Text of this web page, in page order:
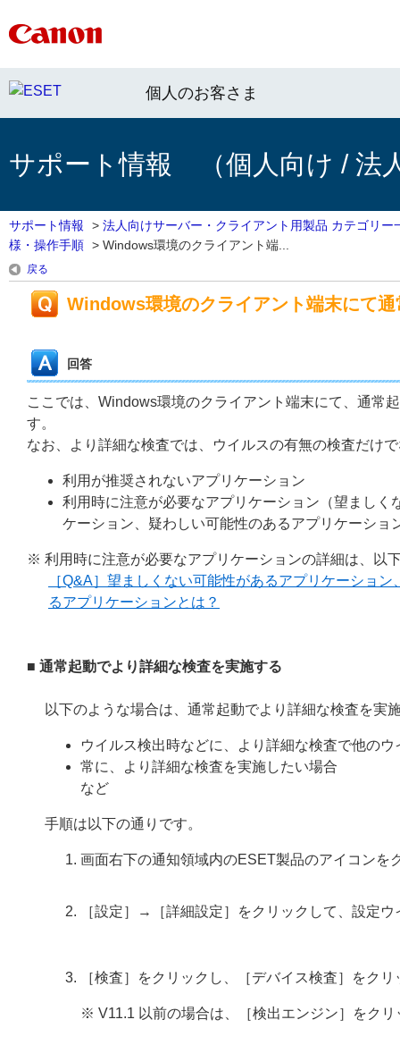
個人のお客さま
サポート情報 （個人向け / 法
サポート情報 > 法人向けサーバー・クライアント用製品 カテゴリー
様・操作手順 > Windows環境のクライアント端...
戻る
Windows環境のクライアント端末にて
回答
ここでは、Windows環境のクライアント端末にて、通常
す。
なお、より詳細な検査では、ウイルスの有無の検査だけ
利用が推奨されないアプリケーション
利用時に注意が必要なアプリケーション（望まし
ケーション、疑わしい可能性のあるアプリケーショ
※ 利用時に注意が必要なアプリケーションの詳細は、以
［Q&A］望ましくない可能性があるアプリケーショ
るアプリケーションとは？
■ 通常起動でより詳細な検査を実施する
以下のような場合は、通常起動でより詳細な検査を実
ウイルス検出時などに、より詳細な検査で他の
常に、より詳細な検査を実施したい場合
など
手順は以下の通りです。
画面右下の通知領域内のESET製品のアイコンを
［設定］→［詳細設定］をクリックして、設定
［検査］をクリックし、［デバイス検査］をク
※ V11.1 以前の場合は、［検出エンジン］をク